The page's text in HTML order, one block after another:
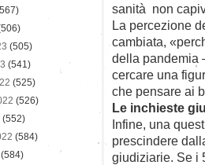
sanità non
La percezione
cambiata,
della pandemia
cercare una
che pensare ai
Le inchieste
Infine, una
prescindere
giudiziarie. Se i
(505)
(541)
(525)
(526)
(552)
(584)
(584)